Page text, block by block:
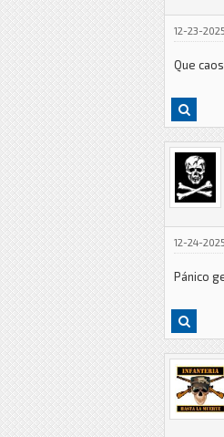
12-23-
Que
12-24-
Pánico